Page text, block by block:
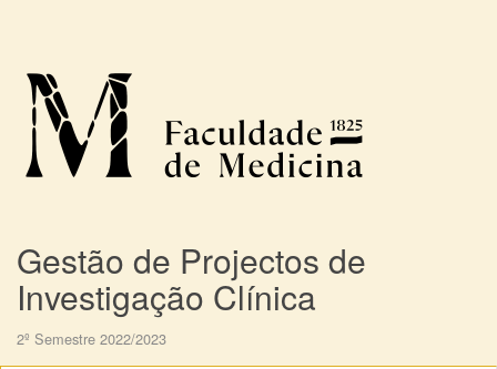
Gestão de Projectos de
Investigação Clínica
2º Semestre 2022/2023